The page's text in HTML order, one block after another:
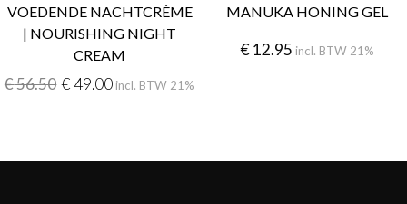
VOEDENDE NACHTCRÈME
| NOURISHING NIGHT
CREAM
€56.50 € 49.00 incl. BTW 21%
MANUKA HONING GEL
€12.95 incl. BTW 21%